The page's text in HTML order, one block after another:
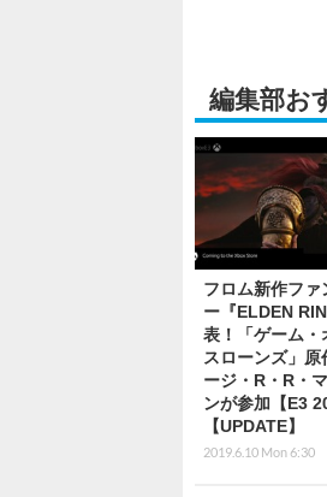
編集部お
フロム新作ファ
ー『ELDEN
表！「ゲーム・
スローンズ」原
ージ・R・R・
ンが参加【E3
【UPDATE】
2019.6.10 Mon 6:30